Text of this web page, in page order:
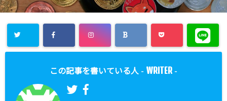
この記事を書いている人 - WRITER -